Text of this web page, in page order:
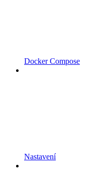
Docker Compose
Nastavení